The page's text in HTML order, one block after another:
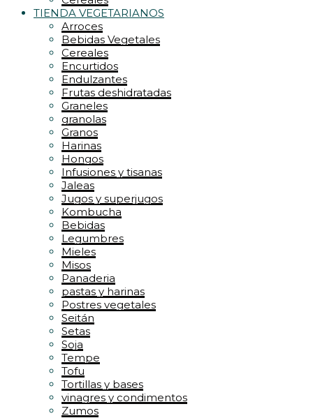
TIENDA VEGETARIANOS
Arroces
Bebidas Vegetales
Cereales
Encurtidos
Endulzantes
Frutas deshidratadas
Graneles
granolas
Granos
Harinas
Hongos
Infusiones y tisanas
Jaleas
Jugos y superjugos
Kombucha
Bebidas
Legumbres
Mieles
Misos
Panaderia
pastas y harinas
Postres vegetales
Seitán
Setas
Soja
Tempe
Tofu
Tortillas y bases
vinagres y condimentos
Zumos